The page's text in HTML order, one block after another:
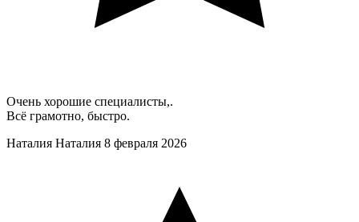
Очень хорошие специалисты,.
Всё грамотно, быстро.
Наталия Наталия 8 февраля 2026